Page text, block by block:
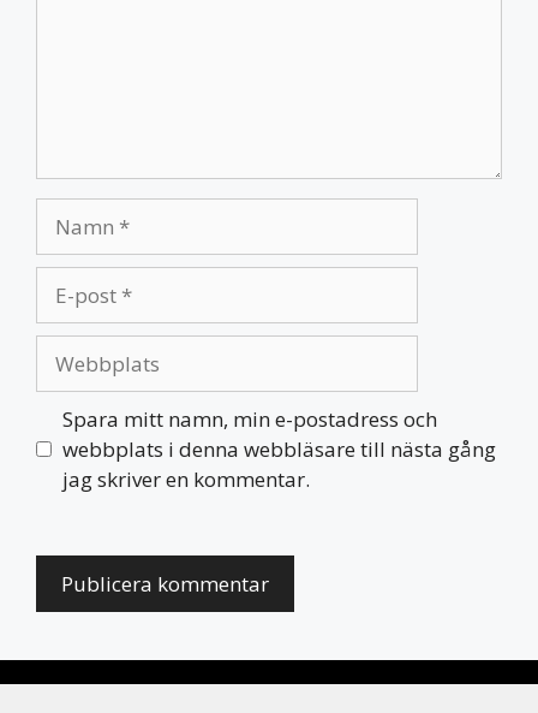
post
Spara mitt namn, min e-postadress och
webbplats i denna webbläsare till nästa gång
jag skriver en kommentar.